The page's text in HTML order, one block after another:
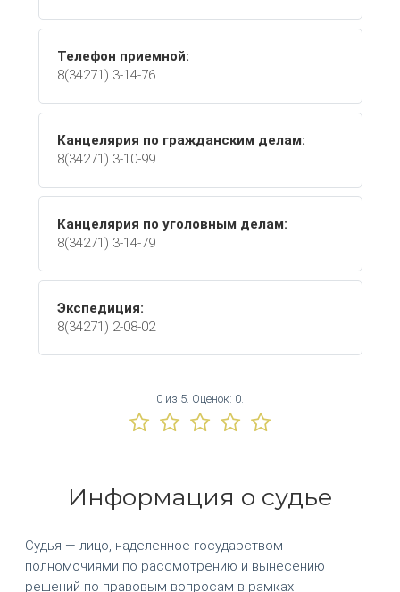
Телефон приемной:
8(34271) 3-14-76
Канцелярия по гражданским делам:
8(34271) 3-10-99
Канцелярия по уголовным делам:
8(34271) 3-14-79
Экспедиция:
8(34271) 2-08-02
0 из 5. Оценок: 0
Информация о судье
Судья — лицо, наделенное государством
полномочиями по рассмотрению и вынесению
решений по правовым вопросам в рамках